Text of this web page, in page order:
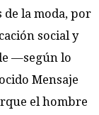
la moda, por
social y
—según lo
Mensaje
el hombre